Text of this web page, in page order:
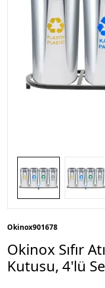
Okinox901678
Okinox Sıfır
Kutusu, 4'lü